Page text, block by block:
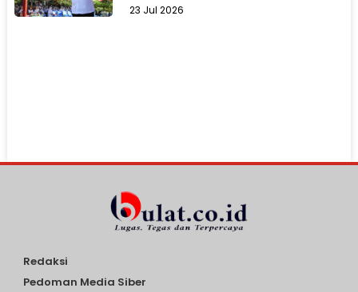
23 Jul 2026
Redaksi
Pedoman Media Siber